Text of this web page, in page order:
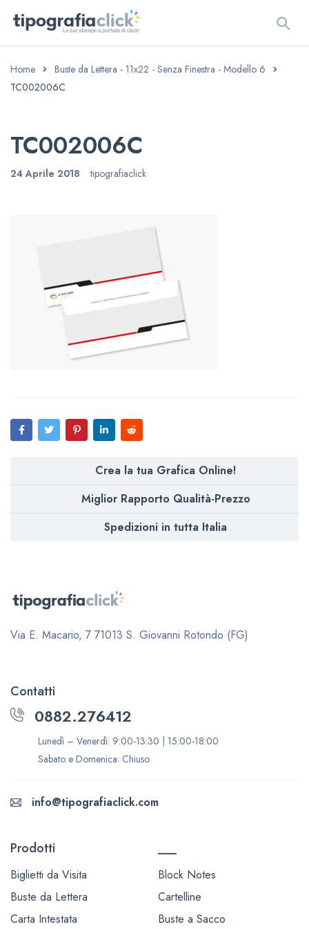
Home
Buste da Lettera - 11x22 - Senza Finestra - Modello 6
TC002006C
TC002006C
24 Aprile 2018 tipografiaclick
Crea la tua Grafica Online!
Miglior Rapporto Qualità-Prezzo
Spedizioni in tutta Italia
Via E. Macario, 7 71013 S. Giovanni Rotondo (FG)
Contatti
0882.276412
Lunedì – Venerdì: 9:00-13:30 | 15:00-18:00
Sabato e Domenica: Chiuso
info@tipografiaclick.com
Prodotti
Biglietti da Visita
Buste da Lettera
Carta Intestata
Block Notes
Cartelline
Buste a Sacco